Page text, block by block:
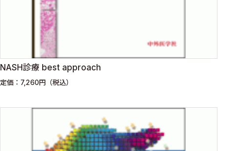
NASH診療 best approach
定価：7,260円（税込）